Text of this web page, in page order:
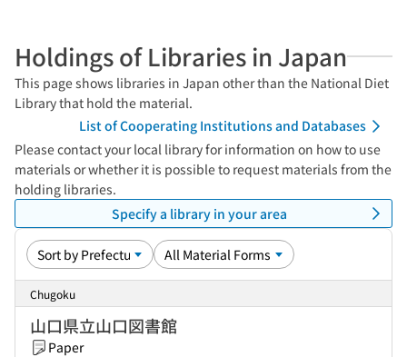
Holdings of Libraries in Japan
This page shows libraries in Japan other than the National Diet
Library that hold the material.
List of Cooperating Institutions and Databases
Please contact your local library for information on how to use
materials or whether it is possible to request materials from the
holding libraries.
Specify a library in your area
Chugoku
山口県立山口図書館
Paper